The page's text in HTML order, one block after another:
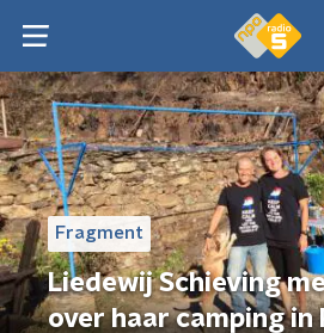
Fragment
Liedewij Schieving
over haar camping in